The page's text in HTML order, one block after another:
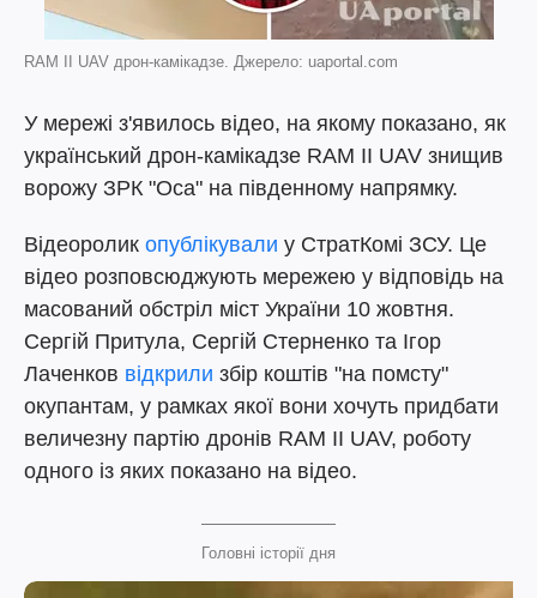
RAM II UAV дрон-камікадзе. Джерело: uaportal.com
У мережі з'явилось відео, на якому показано, як
український дрон-камікадзе RAM II UAV знищив
ворожу ЗРК "Оса" на південному напрямку.
Відеоролик опублікували у СтратКомі ЗСУ. Це
відео розповсюджують мережею у відповідь на
масований обстріл міст України 10 жовтня.
Сергій Притула, Сергій Стерненко та Ігор
Лаченков відкрили збір коштів "на помсту"
окупантам, у рамках якої вони хочуть придбати
величезну партію дронів RAM II UAV, роботу
одного із яких показано на відео.
Головні історії дня